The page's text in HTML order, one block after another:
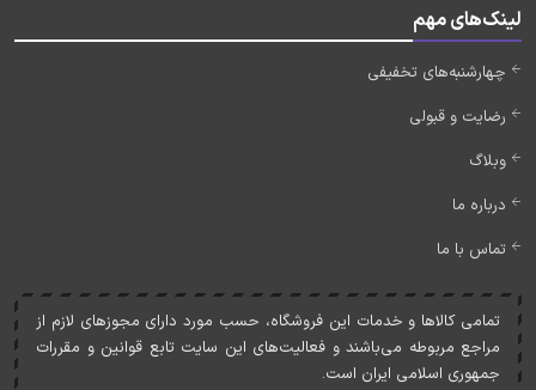
لینک‌های مهم
چهارشنبه‌های تخفیفی
رضایت و قبولی
وبلاگ
درباره ما
تماس با ما
تمامی کالاها و خدمات اين فروشگاه، حسب مورد دارای مجوزهای لازم از
مراجع مربوطه می‌باشند و فعاليت‌های اين سايت تابع قوانين و مقررات
جمهوری اسلامی ايران است.